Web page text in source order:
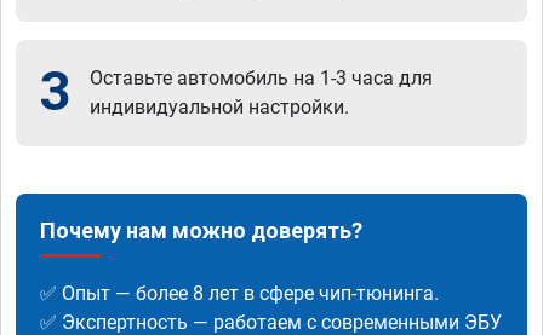
3
Оставьте автомобиль на 1-3 часа для
индивидуальной настройки.
Почему нам можно доверять?
✅ Опыт — более 8 лет в сфере чип-тюнинга.
✅ Экспертность — работаем с современными ЭБУ